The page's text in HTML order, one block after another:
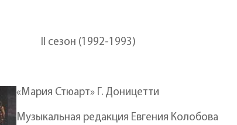
II сезон (1992-1993)
«Мария Стюарт» Г. Доницетти
Музыкальная редакция Евгения Колобова